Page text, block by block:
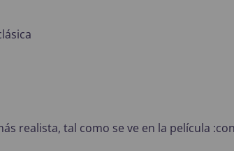
realista, tal como se ve en la película